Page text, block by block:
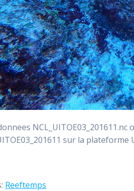
sur la plateforme
Reeftemps